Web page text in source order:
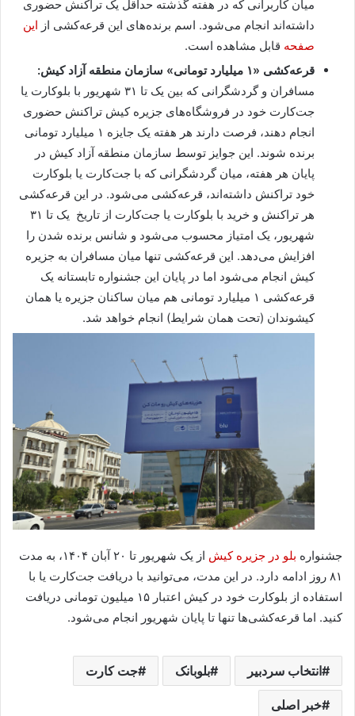
میان کاربرانی که در هفته گذشته حداقل یک تراکنش حضوری
داشته‌اند انجام می‌شود. اسم برنده‌های این قرعه‌کشی از این
صفحه قابل مشاهده است.
قرعه‌کشی «۱
میلیارد تومانی» سازمان منطقه آزاد کیش:
مسافران و گردشگرانی که بین یک تا ۳۱ شهریور با بلوکارت یا
جت‌کارت خود در فروشگاه‌های جزیره کیش تراکنش حضوری
انجام دهند، فرصت دارند هر هفته یک جایزه ۱ میلیارد تومانی
برنده شوند. این جوایز توسط سازمان منطقه آزاد کیش در
پایان هر هفته، میان گردشگرانی که با جت‌کارت یا بلوکارت
خود تراکنش داشته‌اند، قرعه‌کشی می‌شود. در این قرعه‌کشی
هر تراکنش و خرید با بلوکارت یا جت‌کارت از تاریخ یک تا ۳۱
شهریور، یک امتیاز محسوب می‌شود و شانس برنده شدن را
افزایش می‌دهد. این قرعه‌کشی تنها میان مسافران به جزیره
کیش انجام می‌شود اما در پایان این جشنواره تابستانه یک
قرعه‌کشی ۱ میلیارد تومانی هم میان ساکنان جزیره یا همان
کیشوندان (تحت همان شرایط) انجام خواهد شد.
جشنواره بلو در جزیره کیش
از یک شهریور تا ۲۰ آبان ۱۴۰۴، به مدت
۸۱ روز ادامه دارد. در این مدت، می‌توانید با دریافت جت‌کارت یا با
استفاده از بلوکارت خود در کیش اعتبار ۱۵ میلیون تومانی دریافت
کنید. اما قرعه‌کشی‌ها تنها تا پایان شهریور انجام می‌شود.
انتخاب سردبیر بلوبانک جت کارت
خبر اصلی